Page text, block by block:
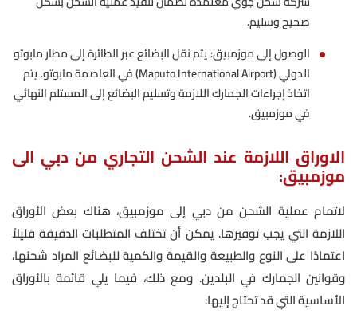
صحيح وسليم.
الوصول إلى موزمبيق: يتم نقل البضائع عبر الطائرة إلى مطار مابوتو
الدولي (Maputo International Airport) في العاصمة مابوتو. يتم
اتخاذ إجراءات الجمارك اللازمة وتسليم البضائع إلى المستلم النهائي
في موزمبيق.
الاوراق اللازمة عند الشحن التجاري من دبي الى
موزمبيق:
لاتمام عملية الشحن من دبي إلى موزمبيق، هناك بعض الأوراق
اللازمة التي يجب توفيرها. يمكن أن تختلف المتطلبات الدقيقة قليلاً
اعتمادًا على النوع والطبيعة والقيمة والكمية للبضائع المراد شحنها،
وقوانين الجمارك في البلدين. ومع ذلك، فيما يلي قائمة بالأوراق
الأساسية التي قد تحتاج إليها: